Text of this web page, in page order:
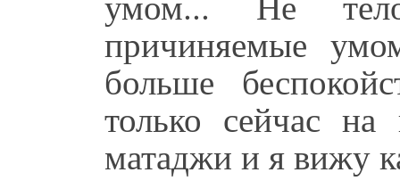
причиняемые
больше
только сейчас на
матаджи и я вижу